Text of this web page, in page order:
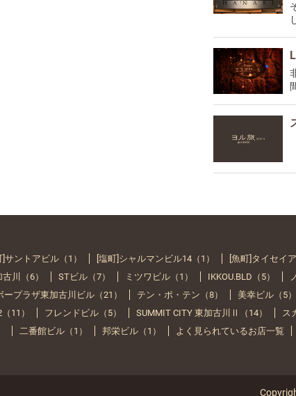
]サントアビル（1） [塩町]シャルマンビル14（1）
[魚町]タイセイ
川（6） STビル（7） ミツワビル（1） IKKOU.BLD（5）
ープラザ東加古川ビル（21） テン・ポ・テン（8） 美幸ビル（5）
11） フレンドビル（5） SUMMIT CITY 東加古川Ⅱ（14）
ス
二番館ビル（1） 邦栄ビル（1） よく見られているお店一覧